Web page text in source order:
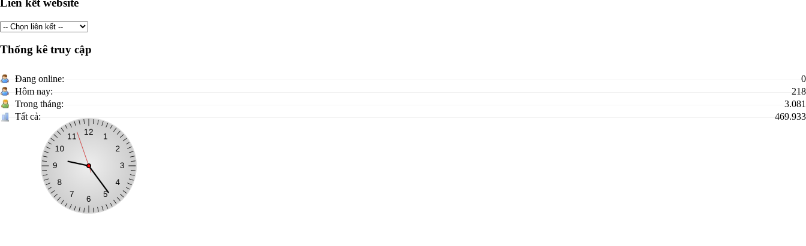
Liên kết website
Thống kê truy cập
Đang online:
0
Hôm nay:
218
Trong tháng:
3.081
Tất cả:
469.933